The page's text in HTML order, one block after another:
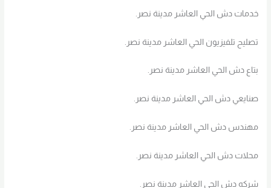
خدمات دش الحي العاشر مدينة نصر.
تصليح تلفيزيون الحي العاشر مدينة نصر.
بتاع دش الحي العاشر مدينة نصر.
صنايعي دش الحي العاشر مدينة نصر.
مهندس دش الحي العاشر مدينة نصر.
محلات دش الحي العاشر مدينة نصر.
شركه دش الحي العاشر مدينة نصر.